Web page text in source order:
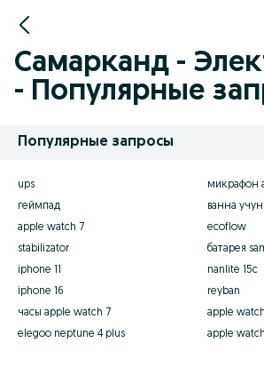
Самарканд -
- Популярные
Популярные запросы
ups
геймпад
apple watch 7
stabilizator
iphone 11
iphone 16
часы apple watch 7
elegoo neptune 4 plus
микрафон
ванна
ecoflow
батарея
nanlite 15c
reyban
apple
apple watch